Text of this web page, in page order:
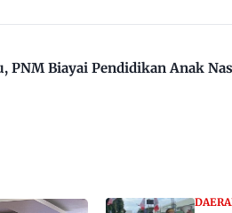
PNM Biayai Pendidikan Anak